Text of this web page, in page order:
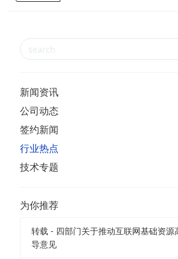
新闻资讯
公司动态
签约新闻
行业热点
技术专题
为你推荐
转载 - 四部门关于推动互联网基础资源
导意见